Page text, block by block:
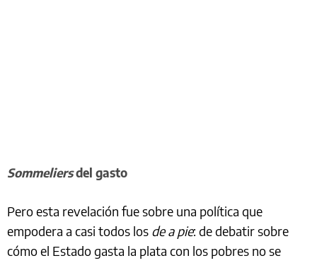
Sommeliersdel gasto
Pero esta revelación fue sobre una política que
empodera a casi todos los de a pie: de debatir sobre
cómo el Estado gasta la plata con los pobres no se